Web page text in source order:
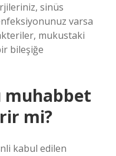
sinüs
varsa
mukustaki
bileşiğe
mi?
kabul edilen